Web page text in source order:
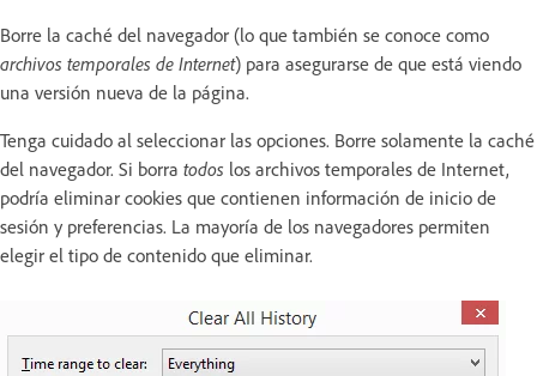
Borre la caché del navegador (lo que también se conoce como
archivos temporales de Internet) para asegurarse de que está viendo
una versión nueva de la página.
Tenga cuidado al seleccionar las opciones. Borre solamente la caché
del navegador. Si borra todos los archivos temporales de Internet,
podría eliminar cookies que contienen información de inicio de
sesión y preferencias. La mayoría de los navegadores permiten
elegir el tipo de contenido que eliminar.